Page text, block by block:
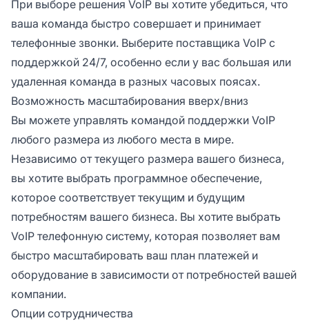
При выборе решения VoIP вы хотите убедиться, что
ваша команда быстро совершает и принимает
телефонные звонки. Выберите поставщика VoIP с
поддержкой 24/7, особенно если у вас большая или
удаленная команда в разных часовых поясах.
Возможность масштабирования вверх/вниз
Вы можете управлять командой поддержки VoIP
любого размера из любого места в мире.
Независимо от текущего размера вашего бизнеса,
вы хотите выбрать программное обеспечение,
которое соответствует текущим и будущим
потребностям вашего бизнеса. Вы хотите выбрать
VoIP телефонную систему, которая позволяет вам
быстро масштабировать ваш план платежей и
оборудование в зависимости от потребностей вашей
компании.
Опции сотрудничества